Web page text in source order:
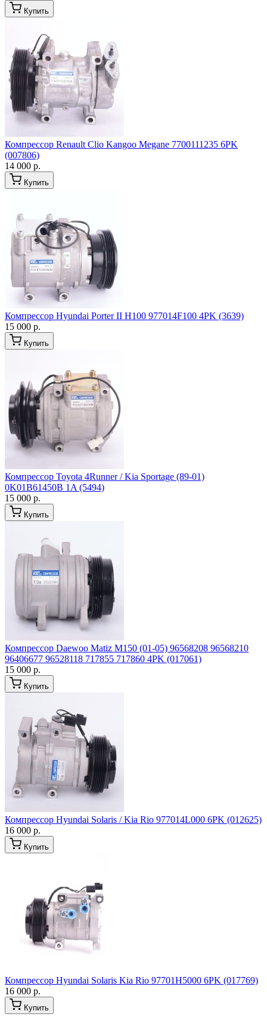
Купить
Компрессор Renault Clio Kangoo Megane 7700111235 6PK
(007806)
14 000 р.
Купить
Компрессор Hyundai Porter II H100 977014F100 4PK (3639)
15 000 р.
Купить
Компрессор Toyota 4Runner / Kia Sportage (89-01)
0K01B61450B 1A (5494)
15 000 р.
Купить
Компрессор Daewoo Matiz M150 (01-05) 96568208 96568210
96406677 96528118 717855 717860 4PK (017061)
15 000 р.
Купить
Компрессор Hyundai Solaris / Kia Rio 977014L000 6PK (012625)
16 000 р.
Купить
Компрессор Hyundai Solaris Kia Rio 97701H5000 6PK (017769)
16 000 р.
Купить